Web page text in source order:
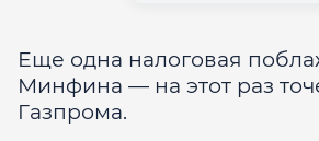
Еще одна налоговая
Минфина — на этот раз
Газпрома.